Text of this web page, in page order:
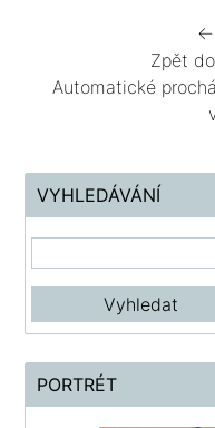
←
Zpět
Automatické
VYHLEDÁVÁNÍ
PORTRÉT